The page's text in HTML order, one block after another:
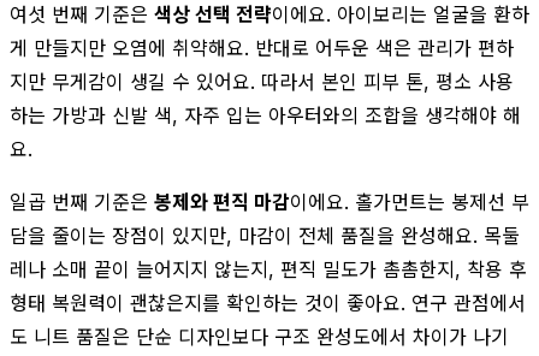
여섯 번째 기준은 색상 선택 전략이에요. 아이보리는 얼굴을 환하
게 만들지만 오염에 취약해요. 반대로 어두운 색은 관리가 편하
지만 무게감이 생길 수 있어요. 따라서 본인 피부 톤, 평소 사용
하는 가방과 신발 색, 자주 입는 아우터와의 조합을 생각해야 해
요.
일곱 번째 기준은 봉제와 편직 마감이에요. 홀가먼트는 봉제선 부
담을 줄이는 장점이 있지만, 마감이 전체 품질을 완성해요. 목둘
레나 소매 끝이 늘어지지 않는지, 편직 밀도가 촘촘한지, 착용 후
형태 복원력이 괜찮은지를 확인하는 것이 좋아요. 연구 관점에서
도 니트 품질은 단순 디자인보다 구조 완성도에서 차이가 나기